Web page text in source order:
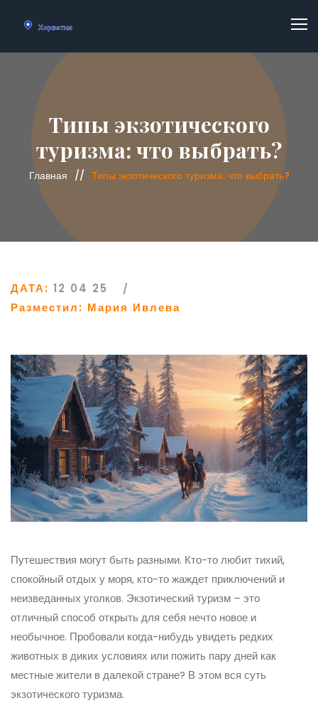
Типы экзотического
туризма: что выбрать?
Главная Типы экзотического туризма: что выбрать?
ДАТА: 12 04 25
Разместил: Мария Ивлева
Путешествия могут быть разными. Кто-то любит тихий,
спокойный отдых у моря, кто-то жаждет приключений и
неизведанных уголков. Экзотический туризм – это
отличный способ открыть для себя нечто новое и
необычное. Пробовали когда-нибудь увидеть редких
животных в диких условиях или пожить пару дней как
местные жители в далекой стране? В этом вся суть
экзотического туризма.